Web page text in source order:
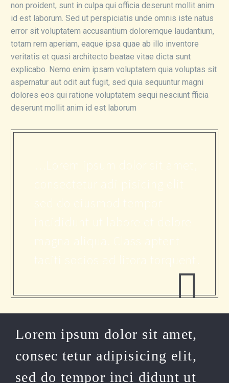
non proident, sunt in culpa qui officia deserunt mollit anim
id est laborum. Sed ut perspiciatis unde omnis iste natus
error sit voluptatem accusantium doloremque laudantium,
totam rem aperiam, eaque ipsa quae ab illo inventore
veritatis et quasi architecto beatae vitae dicta sunt
explicabo. Nemo enim ipsam voluptatem quia voluptas sit
aspernatur aut odit aut fugit, sed quia sequuntur magni
dolores eos qui ratione voluptatem sequi nesciunt fficia
deserunt mollit anim id est laborum
…Lorem ipsum dolor sit amet,
consectetur adi pisicing elit
sed do eiusmod tempor
incididunt ut labore et dolore
magna aliqua. Class aptent
taciti socios ad litora torquent.
Lorem ipsum dolor sit amet,
consec tetur adipisicing elit,
sed do tempor inci didunt ut